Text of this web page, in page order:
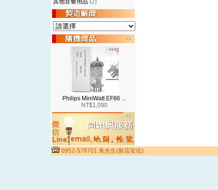
其他音響用品 (2)
Philips MiniWatt EF86 ...
NT$1,090
0952-578701 朱先生(新店安坑)